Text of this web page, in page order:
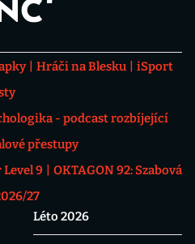
Hráči na Blesku
iSport
- podcast rozbíjející
přestupy
9
OKTAGON 92: Szabová
27
Léto 2026